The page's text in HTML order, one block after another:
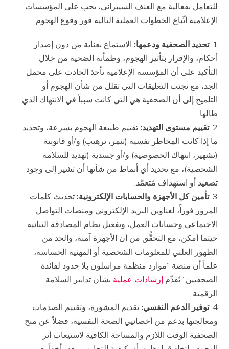
للتعامل بفعالية مع العنف السيبراني، يجب على المؤسسات
الإعلامية اتِّباع الخطوات العملية التالية فور وقوع الهجوم:
تحديد الصحفية ودعمها: الاستماع بعناية من دون إصدار
أحكام، والإقرار بتأثير الهجوم، وطمأنة الضحية من خلال
التأكيد على أن المؤسسة الإعلامية تأخذ الحادث على محمل
الجد، مع تجنب التعليقات التي تقلل من شأن الهجوم أو
التلميح إلى أن الصحفية هي التي كانت سبباً في الانتهاك الذي
طالها.
تقييم مستوى التهديد: تقييم طبيعة الهجوم بسرعة، وتحديد
ما إذا كانت المخاطر نفسية (تنمر، ترهيب) و/أو قانونية
(تشهير، انتهاك الخصوصية) و/أو جسدية (تهديد للسلامة
الشخصية)، مع تحديد أي أنماط من شأنها أن تشير إلى وجود
تصعيد أو استهداف مُتعمَّد.
تأمين كل الأجهزة والحسابات الإلكترونية: تحديث كلمات
المرور فوراً، لعناوين البريد الإلكتروني ومنصات التواصل
الاجتماعي وحسابات العمل، وتفعيل نظام المصادقة الثنائية
حيثما أمكن، مع التحقُّق من أن الأجهزة آمنة، والحد من
الظهور العلني للمعلومات الشخصية أو المهنية الحساسة،
علماً أن منصة “موارد منظمة مراسلون بلا حدود لفائدة
الصحفيين” تُقدِّم إرشادات عملية بشأن تدابير السلامة
الرقمية.
توفير الدعم النفسي: تقديم المشورة، وتقييم الصدمات
ومعالجتها بدعم من أخصائيي الصحة النفسية، فضلاً عن منح
الصحفية الوقت اللازم والمساحة الكافية لاستيعاب أثر